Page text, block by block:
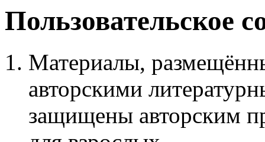
Пользовательское
Материалы,
авторскими
защищены авторским